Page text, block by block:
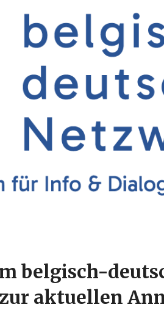
belgisch-
aktuellen